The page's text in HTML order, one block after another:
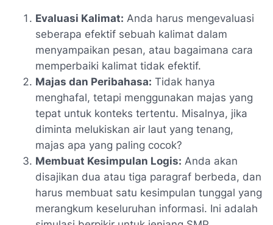
Evaluasi Kalimat: Anda harus mengevaluasi
seberapa efektif sebuah kalimat dalam
menyampaikan pesan, atau bagaimana cara
memperbaiki kalimat tidak efektif.
Majas dan Peribahasa: Tidak hanya
menghafal, tetapi menggunakan majas yang
tepat untuk konteks tertentu. Misalnya, jika
diminta melukiskan air laut yang tenang,
majas apa yang paling cocok?
Membuat Kesimpulan Logis: Anda akan
disajikan dua atau tiga paragraf berbeda, dan
harus membuat satu kesimpulan tunggal yang
merangkum keseluruhan informasi. Ini adalah